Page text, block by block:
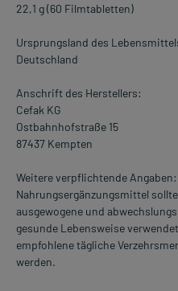
22,1 g (60 Filmtabletten)
Ursprungsland des
Deutschland
Anschrift des Herstellers:
Cefak KG
Ostbahnhofstraße 15
87437 Kempten
Weitere verpflichtende Angaben:
Nahrungsergänzungsmittel
ausgewogene und
gesunde Lebensweise
empfohlene tägliche
werden.